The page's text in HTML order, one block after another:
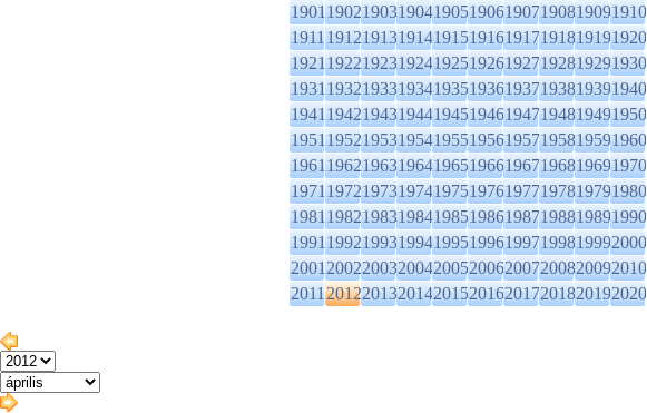
1901190219031904190519061907190819091910
1911191219131914191519161917191819191920
1921192219231924192519261927192819291930
1931193219331934193519361937193819391940
1941194219431944194519461947194819491950
1951195219531954195519561957195819591960
1961196219631964196519661967196819691970
1971197219731974197519761977197819791980
1981198219831984198519861987198819891990
1991199219931994199519961997199819992000
2001200220032004200520062007200820092010
2011201220132014201520162017201820192020